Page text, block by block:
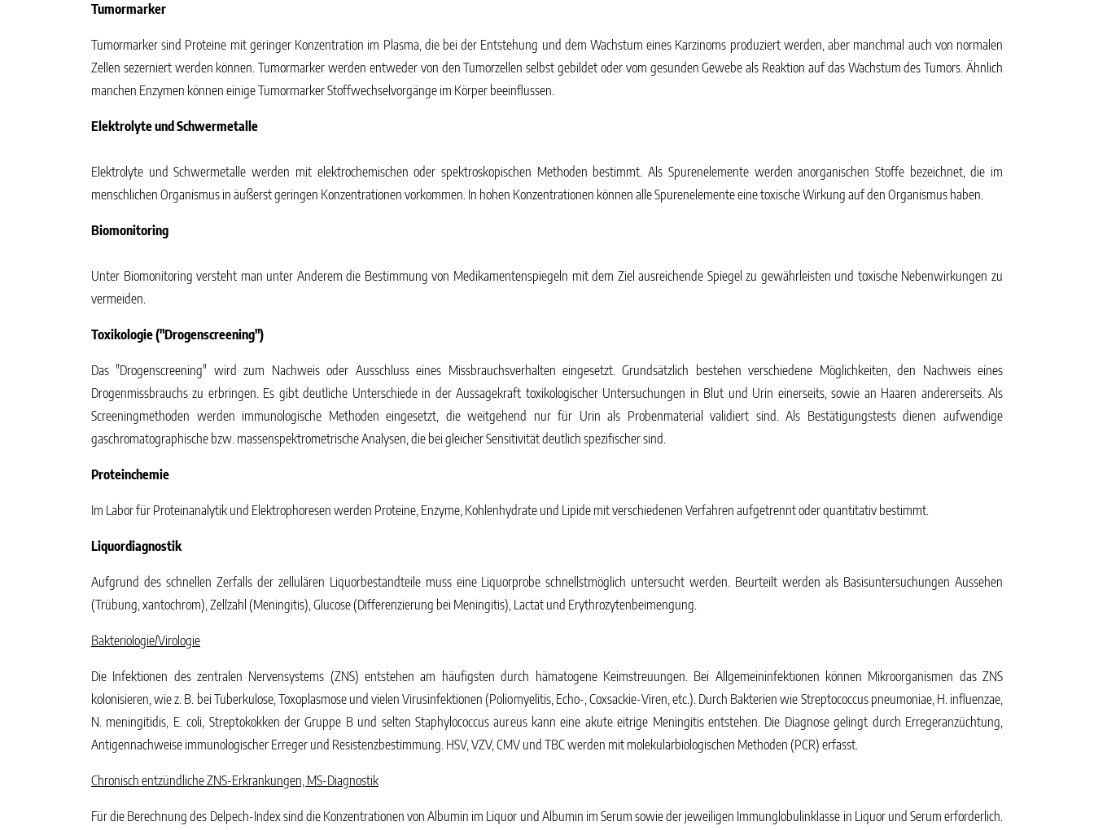
Tumormarker
Tumormarker sind Proteine mit geringer Konzentration im Plasma, die bei der Entstehung und dem Wachstum eines Karzinoms produziert werden, aber manchmal auch von normalen
Zellen sezerniert werden können. Tumormarker werden entweder von den Tumorzellen selbst gebildet oder vom gesunden Gewebe als Reaktion auf das Wachstum des Tumors. Ähnlich
manchen Enzymen können einige Tumormarker Stoffwechselvorgänge im Körper beeinflussen.
Elektrolyte und Schwermetalle
Elektrolyte und Schwermetalle werden mit elektrochemischen oder spektroskopischen Methoden bestimmt. Als Spurenelemente werden anorganischen Stoffe bezeichnet, die im
menschlichen Organismus in äußerst geringen Konzentrationen vorkommen. In hohen Konzentrationen können alle Spurenelemente eine toxische Wirkung auf den Organismus haben.
Biomonitoring
Unter Biomonitoring versteht man unter Anderem die Bestimmung von Medikamentenspiegeln mit dem Ziel ausreichende Spiegel zu gewährleisten und toxische Nebenwirkungen zu
vermeiden.
Toxikologie ("Drogenscreening")
Das "Drogenscreening" wird zum Nachweis oder Ausschluss eines Missbrauchsverhalten eingesetzt. Grundsätzlich bestehen verschiedene Möglichkeiten, den Nachweis eines
Drogenmissbrauchs zu erbringen. Es gibt deutliche Unterschiede in der Aussagekraft toxikologischer Untersuchungen in Blut und Urin einerseits, sowie an Haaren andererseits. Als
Screeningmethoden werden immunologische Methoden eingesetzt, die weitgehend nur für Urin als Probenmaterial validiert sind. Als Bestätigungstests dienen aufwendige
gaschromatographische bzw. massenspektrometrische Analysen, die bei gleicher Sensitivität deutlich spezifischer sind.
Proteinchemie
Im Labor für Proteinanalytik und Elektrophoresen werden Proteine, Enzyme, Kohlenhydrate und Lipide mit verschiedenen Verfahren aufgetrennt oder quantitativ bestimmt.
Liquordiagnostik
Aufgrund des schnellen Zerfalls der zellulären Liquorbestandteile muss eine Liquorprobe schnellstmöglich untersucht werden. Beurteilt werden als Basisuntersuchungen Aussehen
(Trübung, xantochrom), Zellzahl (Meningitis), Glucose (Differenzierung bei Meningitis), Lactat und Erythrozytenbeimengung.
Bakteriologie/Virologie
Die Infektionen des zentralen Nervensystems (ZNS) entstehen am häufigsten durch hämatogene Keimstreuungen. Bei Allgemeininfektionen können Mikroorganismen das ZNS
kolonisieren, wie z. B. bei Tuberkulose, Toxoplasmose und vielen Virusinfektionen (Poliomyelitis, Echo-, Coxsackie-Viren, etc.). Durch Bakterien wie Streptococcus pneumoniae, H. influenzae,
N. meningitidis, E. coli, Streptokokken der Gruppe B und selten Staphylococcus aureus kann eine akute eitrige Meningitis entstehen. Die Diagnose gelingt durch Erregeranzüchtung,
Antigennachweise immunologischer Erreger und Resistenzbestimmung. HSV, VZV, CMV und TBC werden mit molekularbiologischen Methoden (PCR) erfasst.
Chronisch entzündliche ZNS-Erkrankungen, MS-Diagnostik
Für die Berechnung des Delpech-Index sind die Konzentrationen von Albumin im Liquor und Albumin im Serum sowie der jeweiligen Immunglobulinklasse in Liquor und Serum erforderlich.